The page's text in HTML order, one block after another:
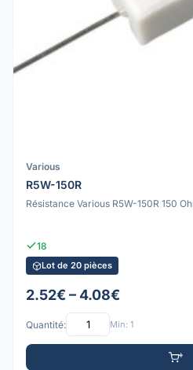
Various
R5W-150R
Résistance Various R5W-150R 150
18
Lot de 20 pièces
2.52€ – 4.08€
Quantité: Min: 1